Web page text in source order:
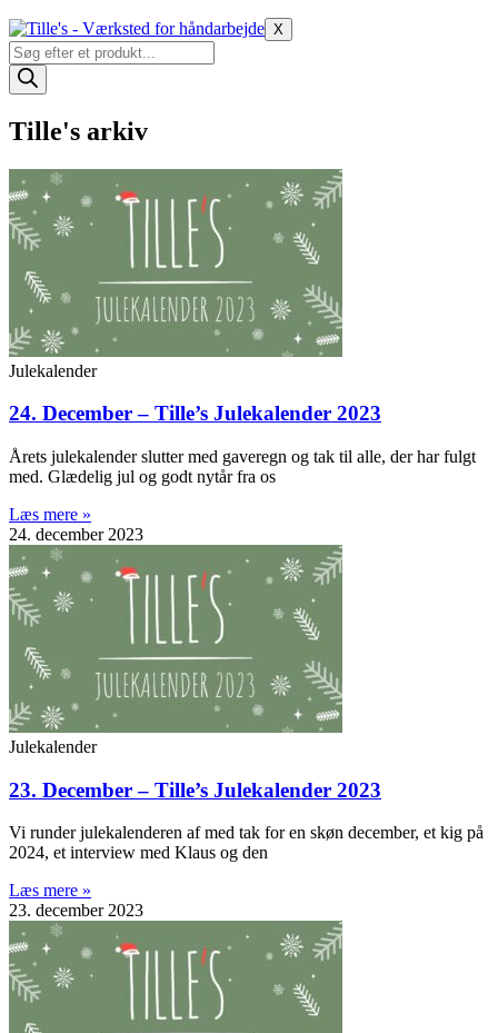
X
Products
search
Tille's arkiv
Julekalender
24. December – Tille’s Julekalender 2023
Årets julekalender slutter med gaveregn og tak til alle, der har fulgt
med. Glædelig jul og godt nytår fra os
Læs mere »
24. december 2023
Julekalender
23. December – Tille’s Julekalender 2023
Vi runder julekalenderen af med tak for en skøn december, et kig på
2024, et interview med Klaus og den
Læs mere »
23. december 2023